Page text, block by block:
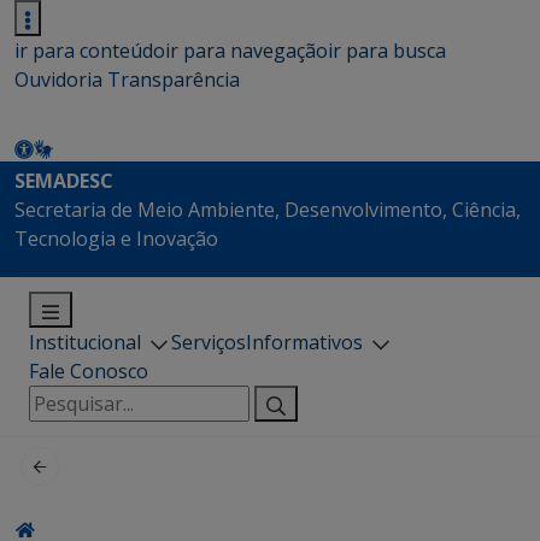
ir para conteúdoir para navegaçãoir para busca
Ouvidoria Transparência
SEMADESC
Secretaria de Meio Ambiente, Desenvolvimento, Ciência,
Tecnologia e Inovação
Institucional ServiçosInformativos
Fale Conosco
Pesquisar
por: